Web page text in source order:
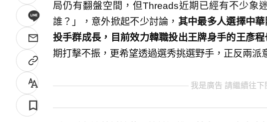
局仍有翻盤空間，但Threads近期已經有不少象
誰？」，意外掀起不少討論， 其中最多人選擇中
投手群成長，目前效力韓職投出王牌身手的王彥
期打擊不振，更希望透過選秀挑選野手，正反兩派
我是廣告 請繼續往下